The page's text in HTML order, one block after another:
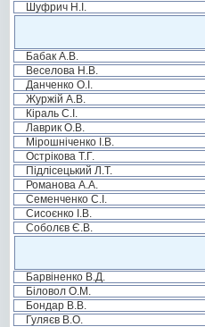
Шуфрич Н.І.
Бабак А.В.
Веселова Н.В.
Данченко О.І.
Журжій А.В.
Кіраль С.І.
Лаврик О.В.
Мірошніченко І.В.
Острікова Т.Г.
Підлісецький Л.Т.
Романова А.А.
Семенченко С.І.
Сисоєнко І.В.
Соболєв Є.В.
Барвіненко В.Д.
Біловол О.М.
Бондар В.В.
Гуляєв В.О.